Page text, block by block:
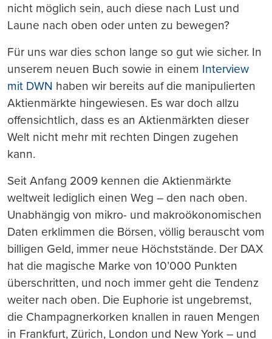
nicht möglich sein, auch diese nach Lust und
Laune nach oben oder unten zu bewegen?
Für uns war dies schon lange so gut wie sicher. In
unserem neuen Buch sowie in einem Interview
mit DWN haben wir bereits auf die manipulierten
Aktienmärkte hingewiesen. Es war doch allzu
offensichtlich, dass es an Aktienmärkten dieser
Welt nicht mehr mit rechten Dingen zugehen
kann.
Seit Anfang 2009 kennen die Aktienmärkte
weltweit lediglich einen Weg – den nach oben.
Unabhängig von mikro- und makroökonomischen
Daten erklimmen die Börsen, völlig berauscht vom
billigen Geld, immer neue Höchststände. Der DAX
hat die magische Marke von 10’000 Punkten
überschritten, und noch immer geht die Tendenz
weiter nach oben. Die Euphorie ist ungebremst,
die Champagnerkorken knallen in rauen Mengen
in Frankfurt, Zürich, London und New York – und